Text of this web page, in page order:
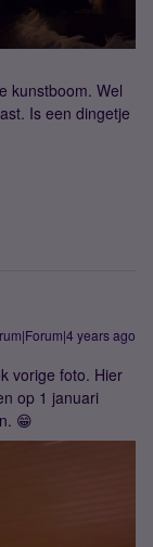
kunstboom. Wel
Is een dingetje
years ago
vorige foto. Hier
op 1 januari
😁